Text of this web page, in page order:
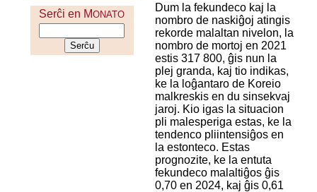
Serĉi en MONATO
Dum la fekundeco kaj la
nombro de naskiĝoj atingis
rekorde malaltan nivelon, la
nombro de mortoj en 2021
estis 317 800, ĝis nun la
plej granda, kaj tio indikas,
ke la loĝantaro de Koreio
malkreskis en du sinsekvaj
jaroj. Kio igas la situacion
pli malesperiga estas, ke la
tendenco pliintensiĝos en
la estonteco. Estas
prognozite, ke la entuta
fekundeco malaltiĝos ĝis
0,70 en 2024, kaj ĝis 0,61